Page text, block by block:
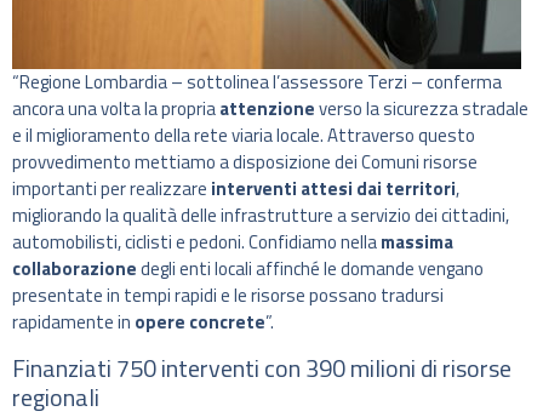
“Regione Lombardia – sottolinea l’assessore Terzi – conferma
ancora una volta la propriaattenzioneverso la sicurezza stradale
e il miglioramento della rete viaria locale. Attraverso questo
provvedimento mettiamo a disposizione dei Comuni risorse
importanti per realizzare interventi attesi dai territori,
migliorando la qualità delle infrastrutture a servizio dei cittadini,
automobilisti, ciclisti e pedoni. Confidiamo nellamassima
collaborazionedegli enti locali affinché le domande vengano
presentate in tempi rapidi e le risorse possano tradursi
rapidamente in opere concrete”.
Finanziati 750 interventi con 390 milioni di risorse
regionali